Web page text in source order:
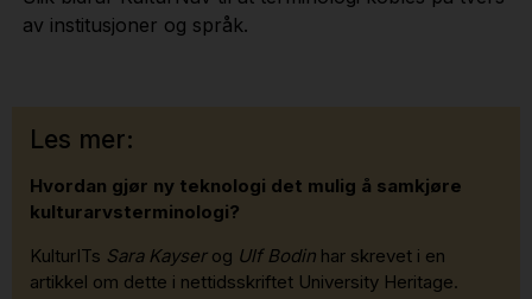
av institusjoner og språk.
Les mer:
Hvordan gjør ny teknologi det mulig å samkjøre
kulturarvsterminologi?
KulturITs Sara Kayserog Ulf Bodin har skrevet i en
artikkel om dette i nettidsskriftet University Heritage.